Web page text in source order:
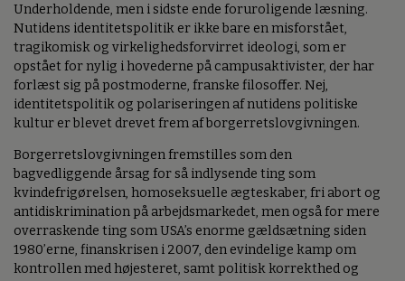
Underholdende, men i sidste ende foruroligende læsning.
Nutidens identitetspolitik er ikke bare en misforstået,
tragikomisk og virkelighedsforvirret ideologi, som er
opstået for nylig i hovederne på campusaktivister, der har
forlæst sig på postmoderne, franske filosoffer. Nej,
identitetspolitik og polariseringen af nutidens politiske
kultur er blevet drevet frem af borgerretslovgivningen.
Borgerretslovgivningen fremstilles som den
bagvedliggende årsag for så indlysende ting som
kvindefrigørelsen, homoseksuelle ægteskaber, fri abort og
antidiskrimination på arbejdsmarkedet, men også for mere
overraskende ting som USA’s enorme gældsætning siden
1980’erne, finanskrisen i 2007, den evindelige kamp om
kontrollen med højesteret, samt politisk korrekthed og